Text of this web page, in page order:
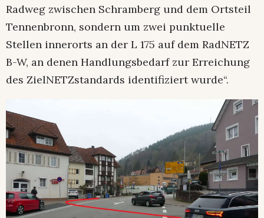
Radweg zwischen Schramberg und dem Ortsteil
Tennenbronn, sondern um zwei punktuelle
Stellen innerorts an der L 175 auf dem RadNETZ
B-W, an denen Handlungsbedarf zur Erreichung
des ZielNETZstandards identifiziert wurde“.